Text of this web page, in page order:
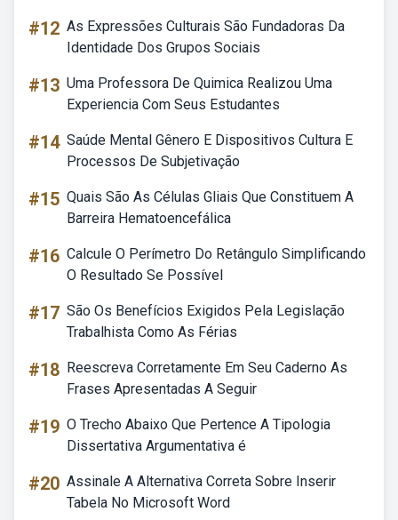
#12 As Expressões Culturais São Fundadoras Da
Identidade Dos Grupos Sociais
#13 Uma Professora De Quimica Realizou Uma
Experiencia Com Seus Estudantes
#14 Saúde Mental Gênero E Dispositivos Cultura E
Processos De Subjetivação
#15 Quais São As Células Gliais Que Constituem A
Barreira Hematoencefálica
#16 Calcule O Perímetro Do Retângulo Simplificando
O Resultado Se Possível
#17 São Os Benefícios Exigidos Pela Legislação
Trabalhista Como As Férias
#18 Reescreva Corretamente Em Seu Caderno As
Frases Apresentadas A Seguir
#19 O Trecho Abaixo Que Pertence A Tipologia
Dissertativa Argumentativa é
#20 Assinale A Alternativa Correta Sobre Inserir
Tabela No Microsoft Word